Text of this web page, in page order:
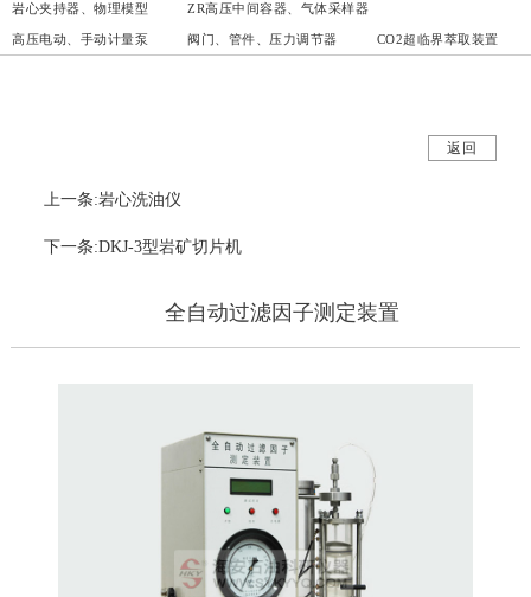
岩心夹持器、物理模型 ZR高压中间容器、气体采样器
高压电动、手动计量泵 阀门、管件、压力调节器 CO2超临界萃取装置
返回
上一条:岩心洗油仪
下一条:DKJ-3型岩矿切片机
全自动过滤因子测定装置